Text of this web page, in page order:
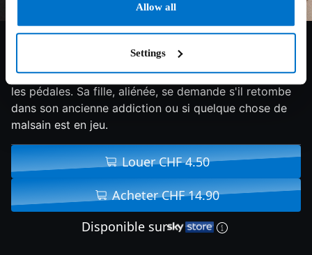
Allow all
Settings
4.5/10 2024 91 min Horreur
Lors du tournage d'un film d'horreur, un acteur perd
les pédales. Sa fille, aliénée, se demande s'il retombe
dans son ancienne addiction ou si quelque chose de
malsain est en jeu.
Louer CHF 4.50
Acheter CHF 14.90
Disponible sur